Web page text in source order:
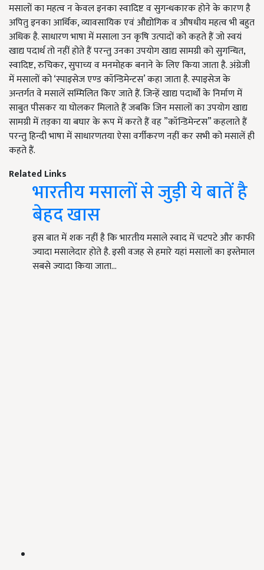
मसालों का महत्व न केवल इनका स्वादिष्ट व सुगन्धकारक होने के कारण है
अपितु इनका आर्थिक, व्यावसायिक एवं औद्योगिक व औषधीय महत्व भी बहुत
अधिक है. साधारण भाषा में मसाला उन कृषि उत्पादों को कहते हैं जो स्वयं
खाद्य पदार्थ तो नहीं होते हैं परन्तु उनका उपयोग खाद्य सामग्री को सुगन्धित,
स्वादिष्ट, रुचिकर, सुपाच्य व मनमोहक बनाने के लिए किया जाता है. अंग्रेजी
में मसालों को ‘स्पाइसेज एण्ड कॉन्डिमेन्टस’ कहा जाता है. स्पाइसेज के
अन्तर्गत वे मसालें सम्मिलित किए जाते हैं. जिन्हें खाद्य पदार्थों के निर्माण में
साबुत पीसकर या घोलकर मिलाते हैं जबकि जिन मसालों का उपयोग खाद्य
सामग्री में तड़का या बघार के रूप में करते हैं वह ”कॉन्डिमेन्टस” कहलाते हैं
परन्तु हिन्दी भाषा में साधारणतया ऐसा वर्गीकरण नहीं कर सभी को मसालें ही
कहते हैं.
Related Links
भारतीय मसालों से जुड़ी ये बातें है
बेहद खास
इस बात में शक नहीं है कि भारतीय मसाले स्वाद में चटपटे और काफी
ज्यादा मसालेदार होते है. इसी वजह से हमारे यहां मसालों का इस्तेमाल
सबसे ज्यादा किया जाता…